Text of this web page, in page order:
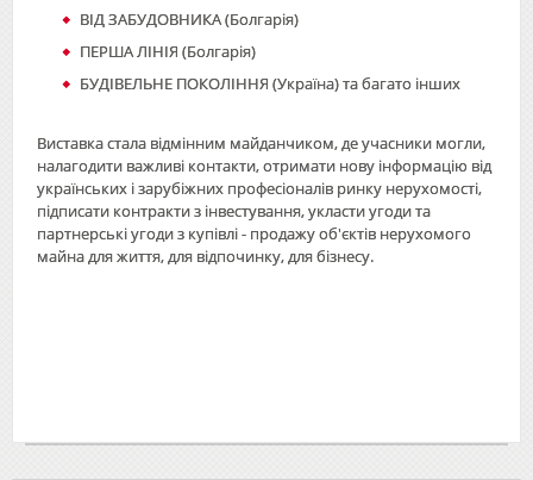
ВІД ЗАБУДОВНИКА (Болгарія)
ПЕРША ЛІНІЯ (Болгарія)
БУДІВЕЛЬНЕ ПОКОЛІННЯ (Україна) та багато інших
Виставка стала відмінним майданчиком, де учасники могли,
налагодити важливі контакти, отримати нову інформацію від
українських і зарубіжних професіоналів ринку нерухомості,
підписати контракти з інвестування, укласти угоди та
партнерські угоди з купівлі - продажу об'єктів нерухомого
майна для життя, для відпочинку, для бізнесу.